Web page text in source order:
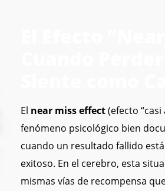
El near miss effect(efecto
fenómeno psicológico bien
cuando un resultado fallido
exitoso. En el cerebro, esta
mismas vías de recompensa